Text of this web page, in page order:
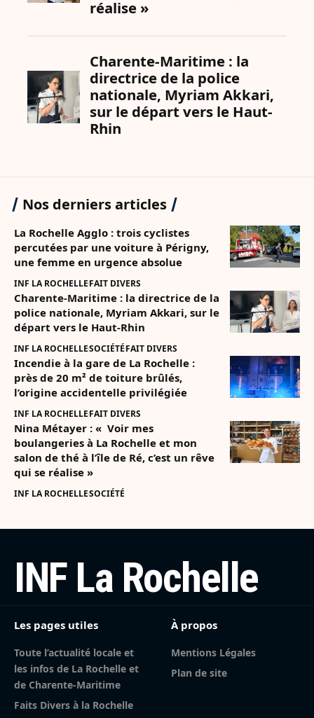
Nos derniers articles
La Rochelle Agglo : trois cyclistes
percutées par une voiture à Périgny,
une femme en urgence absolue
INF LA ROCHELLEFAIT DIVERS
Charente-Maritime : la directrice de la
police nationale, Myriam Akkari, sur le
départ vers le Haut-Rhin
INF LA ROCHELLESOCIÉTÉFAIT DIVERS
Incendie à la gare de La Rochelle :
près de 20 m² de toiture brûlés,
l’origine accidentelle privilégiée
INF LA ROCHELLEFAIT DIVERS
Nina Métayer : « Voir mes
boulangeries à La Rochelle et mon
salon de thé à l’île de Ré, c’est un rêve
qui se réalise »
INF LA ROCHELLESOCIÉTÉ
INF La Rochelle
Les pages utiles
Toute l’actualité locale et
les infos de La Rochelle et
de Charente-Maritime
Faits Divers à la Rochelle
À propos
Mentions Légales
Plan de site